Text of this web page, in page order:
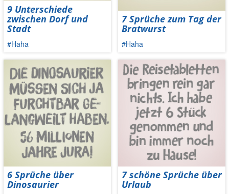
9 Unterschiede
zwischen Dorf und
Stadt
#Haha
6 Sprüche über
Dinosaurier
7 Sprüche zum Tag der
Bratwurst
#Haha
7 schöne Sprüche über
Urlaub